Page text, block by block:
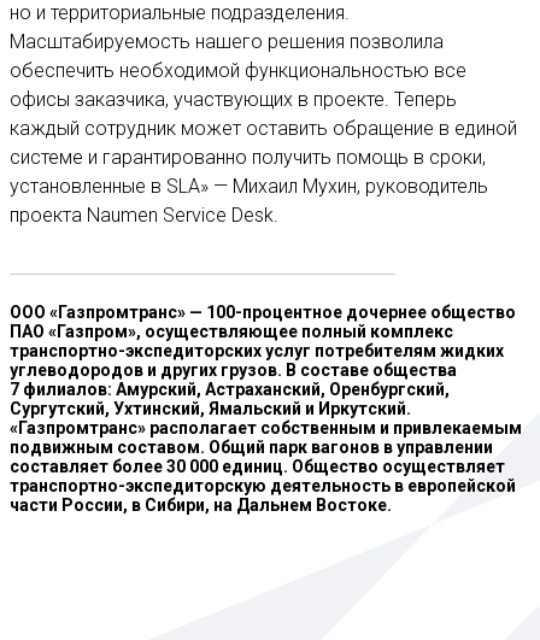
но и территориальные подразделения.
Масштабируемость нашего решения позволила
обеспечить необходимой функциональностью все
офисы заказчика, участвующих в проекте. Теперь
каждый сотрудник может оставить обращение в единой
системе и гарантированно получить помощь в сроки,
установленные в SLA» — Михаил Мухин, руководитель
проекта Naumen Service Desk.
ООО «Газпромтранс» — 100-процентное дочернее общество
ПАО «Газпром», осуществляющее полный комплекс
транспортно-экспедиторских услуг потребителям жидких
углеводородов и других грузов. В составе общества
7 филиалов: Амурский, Астраханский, Оренбургский,
Сургутский, Ухтинский, Ямальский и Иркутский.
«Газпромтранс» располагает собственным и привлекаемым
подвижным составом. Общий парк вагонов в управлении
составляет более 30 000 единиц. Общество осуществляет
транспортно-экспедиторскую деятельность в европейской
части России, в Сибири, на Дальнем Востоке.